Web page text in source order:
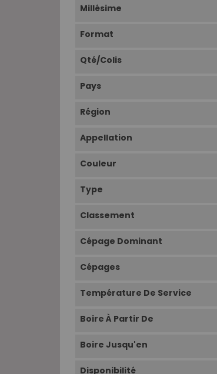
Millésime
Format
Qté/Colis
Pays
Région
Appellation
Couleur
Type
Classement
Cépage Dominant
Cépages
Température De Service
Boire À Partir De
Boire Jusqu'en
Disponibilité